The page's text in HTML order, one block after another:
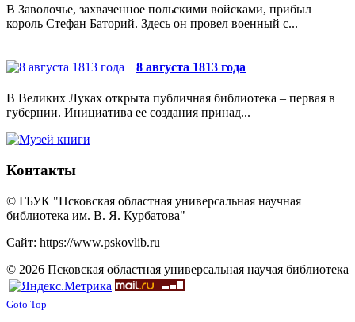
В Заволочье, захваченное польскими войсками, прибыл
король Стефан Баторий. Здесь он провел военный с...
8 августа 1813 года
В Великих Луках открыта публичная библиотека – первая в
губернии. Инициатива ее создания принад...
Контакты
© ГБУК "Псковская областная универсальная научная
библиотека им. В. Я. Курбатова"
Сайт: https://www.pskovlib.ru
© 2026 Псковская областная универсальная научая библиотека
Goto Top